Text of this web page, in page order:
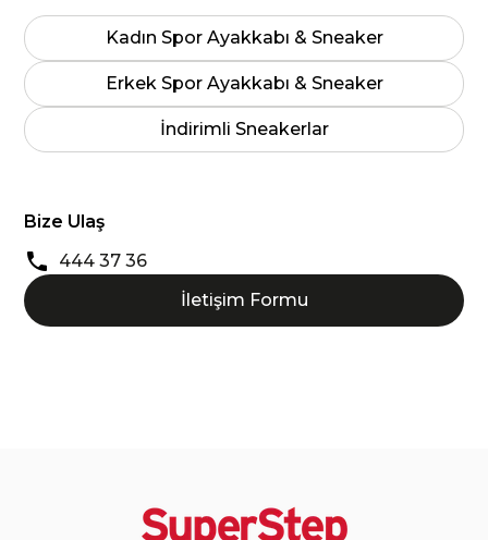
Kadın Spor Ayakkabı & Sneaker
Erkek Spor Ayakkabı & Sneaker
İndirimli Sneakerlar
Bize Ulaş
444 37 36
İletişim Formu